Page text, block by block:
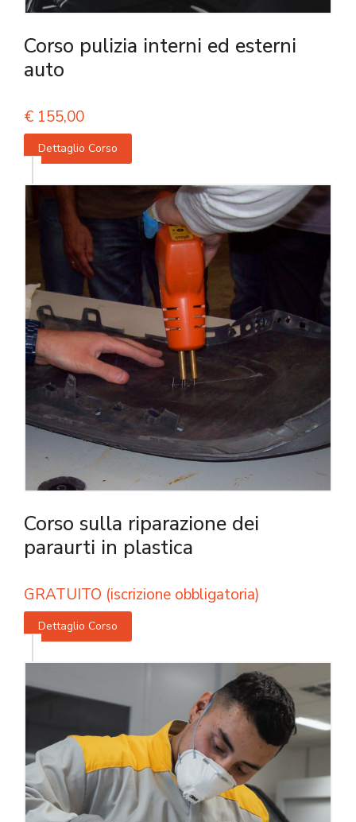
Corso pulizia interni ed esterni
auto
€ 155,00
Dettaglio Corso
Corso sulla riparazione dei
paraurti in plastica
GRATUITO (iscrizione obbligatoria)
Dettaglio Corso